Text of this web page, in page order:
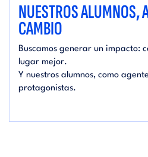
NUESTROS ALUMNOS,
CAMBIO
Buscamos generar un impacto:
lugar mejor.
Y nuestros alumnos, como
protagonistas.